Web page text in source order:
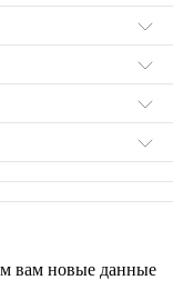
вам новые данные